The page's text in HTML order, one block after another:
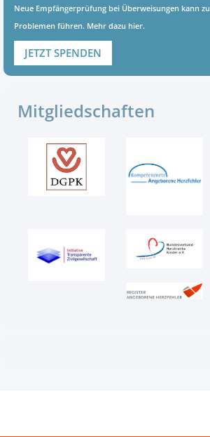
Neue Empfängerprüfung bei Überweisungen kann zu
Problemen führen. Mehr dazu hier.
JETZT SPENDEN
Mitgliedschaften